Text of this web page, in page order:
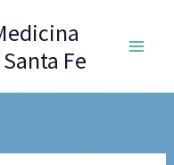
Fe